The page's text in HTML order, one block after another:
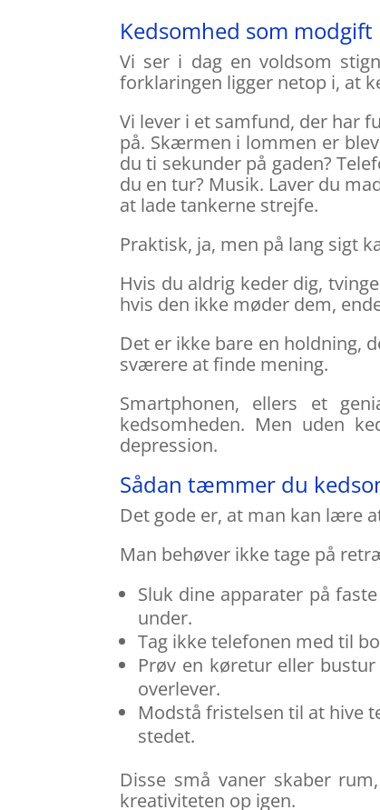
Kedsomhed som
Vi ser i dag en voldsom
forklaringen ligger netop i, at
Vi lever i et samfund, der har
på. Skærmen i lommen er
du ti sekunder på gaden?
du en tur? Musik. Laver du
at lade tankerne strejfe.
Praktisk, ja, men på lang sigt
Hvis du aldrig keder dig,
hvis den ikke møder dem,
Det er ikke bare en holdning,
sværere at finde mening.
Smartphonen, ellers et
kedsomheden. Men uden
depression.
Sådan tæmmer du
Det gode er, at man kan lære
Man behøver ikke tage på
Sluk dine apparater på
under.
Tag ikke telefonen med til
Prøv en køretur eller
overlever.
Modstå fristelsen til at hive
stedet.
Disse små vaner skaber
kreativiteten op igen.